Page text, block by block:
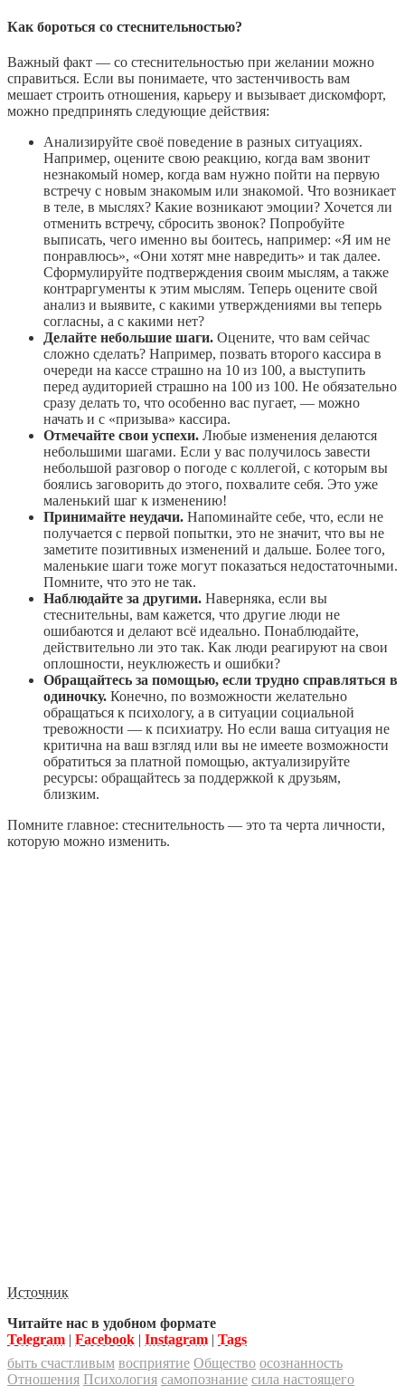
Как бороться со стеснительностью?
Важный факт — со стеснительностью при желании можно
справиться. Если вы понимаете, что застенчивость вам
мешает строить отношения, карьеру и вызывает дискомфорт,
можно предпринять следующие действия:
Анализируйте своё поведение в разных ситуациях.
Например, оцените свою реакцию, когда вам звонит
незнакомый номер, когда вам нужно пойти на первую
встречу с новым знакомым или знакомой. Что возникает
в теле, в мыслях? Какие возникают эмоции? Хочется ли
отменить встречу, сбросить звонок? Попробуйте
выписать, чего именно вы боитесь, например: «Я им не
понравлюсь», «Они хотят мне навредить» и так далее.
Сформулируйте подтверждения своим мыслям, а также
контраргументы к этим мыслям. Теперь оцените свой
анализ и выявите, с какими утверждениями вы теперь
согласны, а с какими нет?
Делайте небольшие шаги. Оцените, что вам сейчас
сложно сделать? Например, позвать второго кассира в
очереди на кассе страшно на 10 из 100, а выступить
перед аудиторией страшно на 100 из 100. Не обязательно
сразу делать то, что особенно вас пугает, — можно
начать и с «призыва» кассира.
Отмечайте свои успехи. Любые изменения делаются
небольшими шагами. Если у вас получилось завести
небольшой разговор о погоде с коллегой, с которым вы
боялись заговорить до этого, похвалите себя. Это уже
маленький шаг к изменению!
Принимайте неудачи. Напоминайте себе, что, если не
получается с первой попытки, это не значит, что вы не
заметите позитивных изменений и дальше. Более того,
маленькие шаги тоже могут показаться недостаточными.
Помните, что это не так.
Наблюдайте за другими. Наверняка, если вы
стеснительны, вам кажется, что другие люди не
ошибаются и делают всё идеально. Понаблюдайте,
действительно ли это так. Как люди реагируют на свои
оплошности, неуклюжесть и ошибки?
Обращайтесь за помощью, если трудно справляться в
одиночку. Конечно, по возможности желательно
обращаться к психологу, а в ситуации социальной
тревожности — к психиатру. Но если ваша ситуация не
критична на ваш взгляд или вы не имеете возможности
обратиться за платной помощью, актуализируйте
ресурсы: обращайтесь за поддержкой к друзьям,
близким.
Помните главное: стеснительность — это та черта личности,
которую можно изменить.
Источник
Читайте нас в удобном формате
Telegram | Facebook | Instagram | Tags
быть счастливым восприятие Общество осознанность
Отношения Психология самопознание сила настоящего